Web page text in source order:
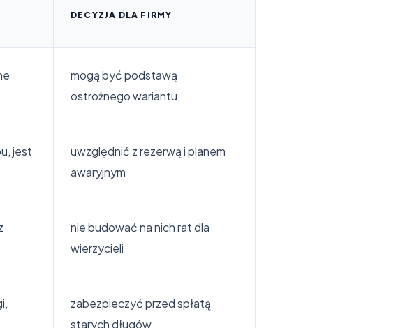
DECYZJA DLA FIRMY
mogą być podstawą
ostrożnego wariantu
jest
uwzględnić z rezerwą i planem
awaryjnym
nie budować na nich rat dla
wierzycieli
zabezpieczyć przed spłatą
starych długów